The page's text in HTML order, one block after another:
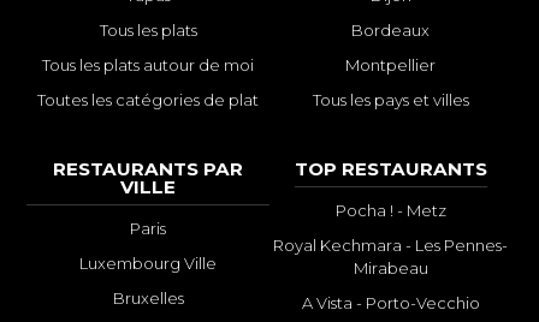
Tous les plats
Tous les plats autour de moi
Toutes les catégories de plat
Bordeaux
Montpellier
Tous les pays et villes
RESTAURANTS PAR
VILLE
Paris
Luxembourg Ville
Bruxelles
TOP RESTAURANTS
Pocha ! - Metz
Royal Kechmara - Les Pennes-
Mirabeau
A Vista - Porto-Vecchio